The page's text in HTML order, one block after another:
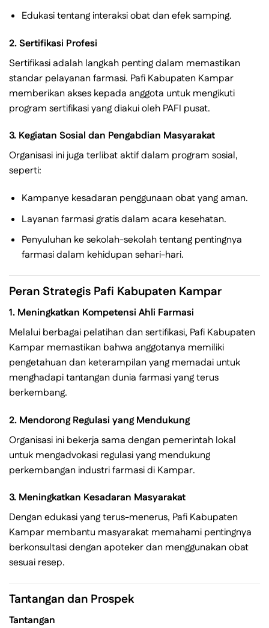
Edukasi tentang interaksi obat dan efek samping.
2.Sertifikasi Profesi
Sertifikasi adalah langkah penting dalam memastikan
standar pelayanan farmasi. Pafi Kabupaten Kampar
memberikan akses kepada anggota untuk mengikuti
program sertifikasi yang diakui oleh PAFI pusat.
3. Kegiatan Sosial dan Pengabdian Masyarakat
Organisasi ini juga terlibat aktif dalam program sosial,
seperti:
Kampanye kesadaran penggunaan obat yang aman.
Layanan farmasi gratis dalam acara kesehatan.
Penyuluhan ke sekolah-sekolah tentang pentingnya
farmasi dalam kehidupan sehari-hari.
Peran Strategis Pafi Kabupaten Kampar
1. Meningkatkan Kompetensi Ahli Farmasi
Melalui berbagai pelatihan dan sertifikasi, Pafi Kabupaten
Kampar memastikan bahwa anggotanya memiliki
pengetahuan dan keterampilan yang memadai untuk
menghadapi tantangan dunia farmasi yang terus
berkembang.
2. Mendorong Regulasi yang Mendukung
Organisasi ini bekerja sama dengan pemerintah lokal
untuk mengadvokasi regulasi yang mendukung
perkembangan industri farmasi di Kampar.
3. Meningkatkan Kesadaran Masyarakat
Dengan edukasi yang terus-menerus, Pafi Kabupaten
Kampar membantu masyarakat memahami pentingnya
berkonsultasi dengan apoteker dan menggunakan obat
sesuai resep.
Tantangan dan Prospek
Tantangan